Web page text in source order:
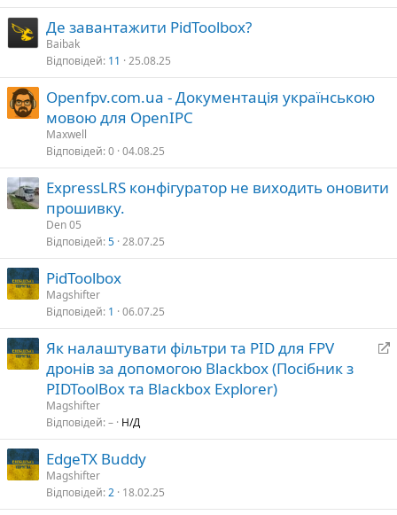
Де завантажити PidToolbox?
Baibak
Відповідей 11 25.08.25
Openfpv.com.ua - Документація українською
мовою для OpenIPC
Maxwell
Відповідей 0 04.08.25
ExpressLRS конфігуратор не виходить оновити
прошивку.
Den 05
Відповідей 5 28.07.25
PidToolbox
Magshifter
Відповідей 1 06.07.25
а
Як налаштувати фільтри та PID для FPV
дронів за допомогою Blackbox (Посібник з
PIDToolBox та Blackbox Explorer)
Magshifter
Відповідей – Н/Д
EdgeTX Buddy
Magshifter
Відповідей 2 18.02.25